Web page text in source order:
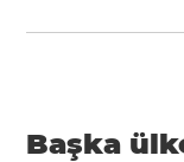
Başka